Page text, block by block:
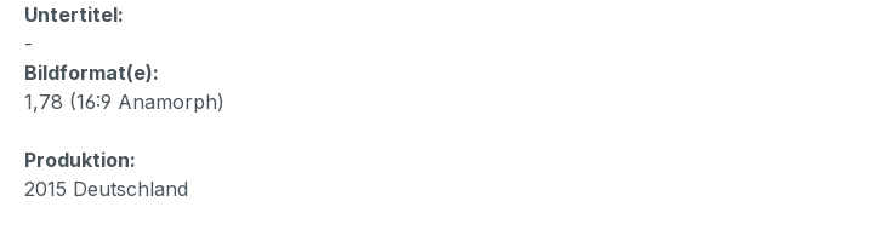
Untertitel:
-
Bildformat(e):
1,78 (16:9 Anamorph)
Produktion:
2015 Deutschland